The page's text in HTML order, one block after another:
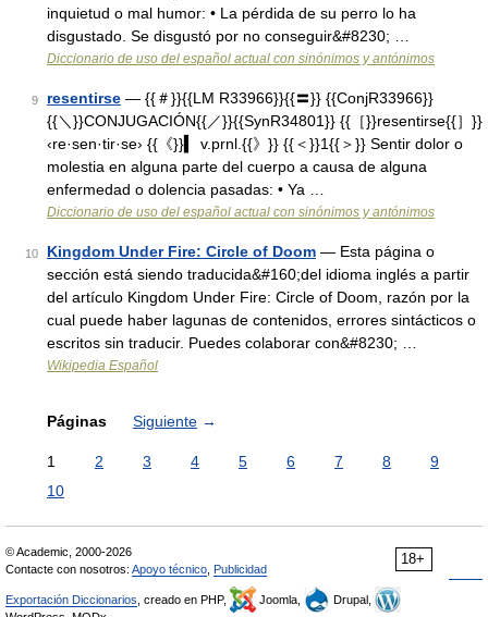
inquietud o mal humor: • La pérdida de su perro lo ha
disgustado. Se disgustó por no conseguir&#8230; …
Diccionario de uso del español actual con sinónimos y antónimos
9 resentirse — {{＃}}{{LM R33966}}{{〓}} {{ConjR33966}}
{{＼}}CONJUGACIÓN{{／}}{{SynR34801}} {{［}}resentirse{{］}}
‹re·sen·tir·se› {{《}}▍ v.prnl.{{》}} {{＜}}1{{＞}} Sentir dolor o
molestia en alguna parte del cuerpo a causa de alguna
enfermedad o dolencia pasadas: • Ya …
Diccionario de uso del español actual con sinónimos y antónimos
10 Kingdom Under Fire: Circle of Doom — Esta página o
sección está siendo traducida&#160;del idioma inglés a partir
del artículo Kingdom Under Fire: Circle of Doom, razón por la
cual puede haber lagunas de contenidos, errores sintácticos o
escritos sin traducir. Puedes colaborar con&#8230; …
Wikipedia Español
Páginas Siguiente →
1 2 3 4 5 6 7 8
9
10
18+
© Academic, 2000-2026
Contacte con nosotros: Apoyo técnico Publicidad
Exportación Diccionarios , creado en PHP, Joomla,
Drupal,